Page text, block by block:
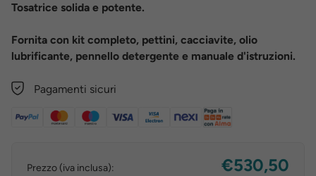
Tosatrice solida e potente.
Fornita con kit completo, pettini, cacciavite, olio
lubrificante, pennello detergente e manuale d'istruzioni.
Pagamenti sicuri
Prezzo (iva inclusa): €530,50